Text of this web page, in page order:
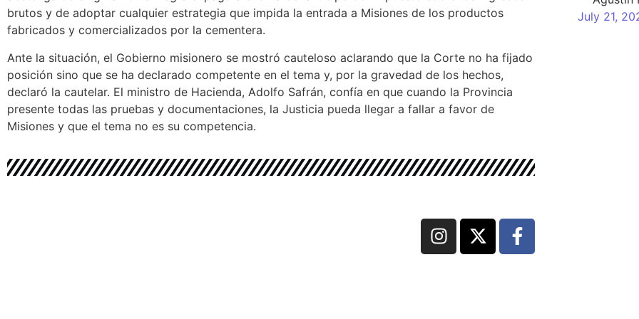
brutos y de adoptar cualquier estrategia que impida la entrada a Misiones de los productos
fabricados y comercializados por la cementera.
Ante la situación, el Gobierno misionero se mostró cauteloso aclarando que la Corte no ha fijado
posición sino que se ha declarado competente en el tema y, por la gravedad de los hechos,
declaró la cautelar. El ministro de Hacienda, Adolfo Safrán, confía en que cuando la Provincia
presente todas las pruebas y documentaciones, la Justicia pueda llegar a fallar a favor de
Misiones y que el tema no es su competencia.
July 21,